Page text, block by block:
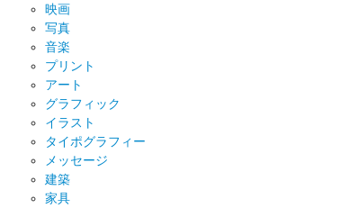
映画
写真
音楽
プリント
アート
グラフィック
イラスト
タイポグラフィー
メッセージ
建築
家具